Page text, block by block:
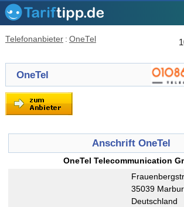
Telefonanbieter : OneTel
OneTel
Anschrift OneTel
OneTel Telecommunication
35039
Deutschland